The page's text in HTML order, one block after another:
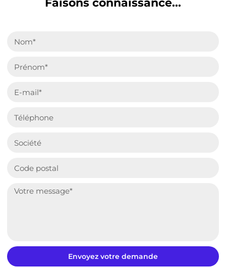
Envoyez votre demande